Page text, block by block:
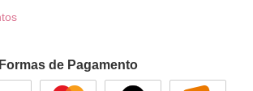
Formas de Pagamento